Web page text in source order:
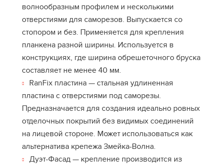
волнообразным профилем и несколькими
отверстиями для саморезов. Выпускается со
стопором и без. Применяется для крепления
планкена разной ширины. Используется в
конструкциях, где ширина обрешеточного бруска
составляет не менее 40 мм.
RanFix пластина — стальная удлиненная
пластина с отверстиями под саморезы.
Предназначается для создания идеально ровных
отделочных покрытий без видимых соединений
на лицевой стороне. Может использоваться как
альтернатива крепежа Змейка-Волна.
Дуэт-Фасад — крепление производится из